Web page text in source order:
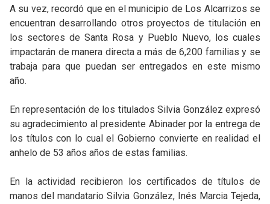
A su vez, recordó que en el municipio de Los Alcarrizos se
encuentran desarrollando otros proyectos de titulación en
los sectores de Santa Rosa y Pueblo Nuevo, los cuales
impactarán de manera directa a más de 6,200 familias y se
trabaja para que puedan ser entregados en este mismo
año.
En representación de los titulados Silvia González expresó
su agradecimiento al presidente Abinader por la entrega de
los títulos con lo cual el Gobierno convierte en realidad el
anhelo de 53 años años de estas familias.
En la actividad recibieron los certificados de títulos de
manos del mandatario Silvia González, Inés Marcia Tejeda,